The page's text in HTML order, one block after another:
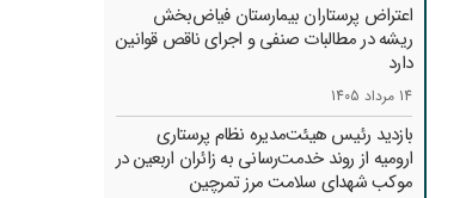
اعتراض پرستاران بیمارستان فیاض‌بخش
ریشه در مطالبات صنفی و اجرای ناقص قوانین
دارد
14 مرداد 1405
بازدید رئیس هیئت‌مدیره نظام پرستاری
ارومیه از روند خدمت‌رسانی به زائران اربعین در
موکب شهدای سلامت مرز تمرچین